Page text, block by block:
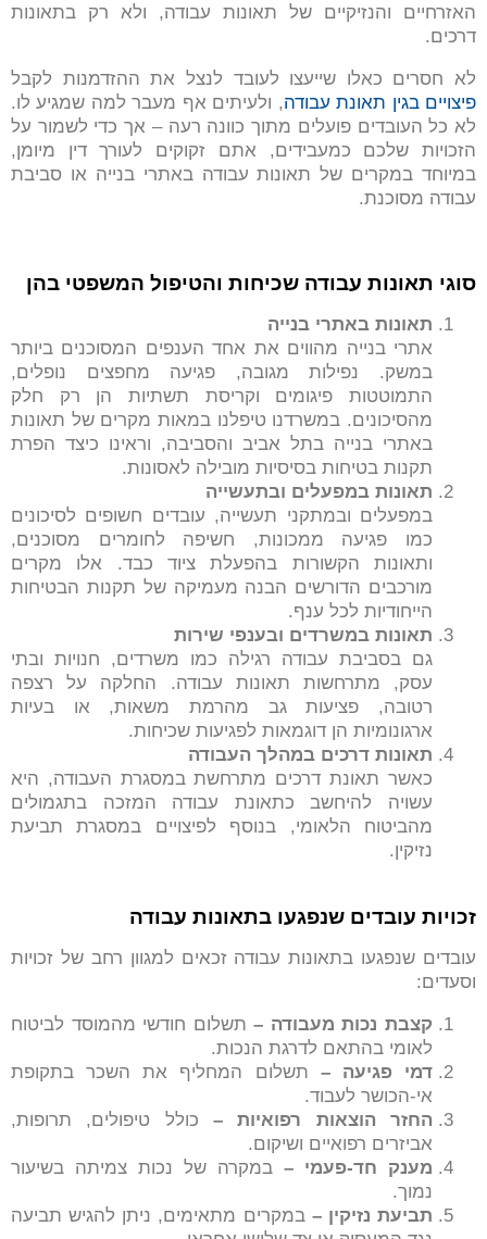
האזרחיים והנזיקיים של תאונות עבודה, ולא רק בתאונות
דרכים.
לא חסרים כאלו שייעצו לעובד לנצל את ההזדמנות לקבל
פיצויים בגין תאונת עבודה, ולעיתים אף מעבר למה שמגיע לו.
לא כל העובדים פועלים מתוך כוונה רעה – אך כדי לשמור על
הזכויות שלכם כמעבידים, אתם זקוקים לעורך דין מיומן,
במיוחד במקרים של תאונות עבודה באתרי בנייה או סביבת
עבודה מסוכנת.
סוגי תאונות עבודה שכיחות והטיפול המשפטי בהן
תאונות באתרי בנייה
אתרי בנייה מהווים את אחד הענפים המסוכנים ביותר
במשק. נפילות מגובה, פגיעה מחפצים נופלים,
התמוטטות פיגומים וקריסת תשתיות הן רק חלק
מהסיכונים. במשרדנו טיפלנו במאות מקרים של תאונות
באתרי בנייה בתל אביב והסביבה, וראינו כיצד הפרת
תקנות בטיחות בסיסיות מובילה לאסונות.
תאונות במפעלים ובתעשייה
במפעלים ובמתקני תעשייה, עובדים חשופים לסיכונים
כמו פגיעה ממכונות, חשיפה לחומרים מסוכנים,
ותאונות הקשורות בהפעלת ציוד כבד. אלו מקרים
מורכבים הדורשים הבנה מעמיקה של תקנות הבטיחות
הייחודיות לכל ענף.
תאונות במשרדים ובענפי שירות
גם בסביבת עבודה רגילה כמו משרדים, חנויות ובתי
עסק, מתרחשות תאונות עבודה. החלקה על רצפה
רטובה, פציעות גב מהרמת משאות, או בעיות
ארגונומיות הן דוגמאות לפגיעות שכיחות.
תאונות דרכים במהלך העבודה
כאשר תאונת דרכים מתרחשת במסגרת העבודה, היא
עשויה להיחשב כתאונת עבודה המזכה בתגמולים
מהביטוח הלאומי, בנוסף לפיצויים במסגרת תביעת
נזיקין.
זכויות עובדים שנפגעו בתאונות עבודה
עובדים שנפגעו בתאונות עבודה זכאים למגוון רחב של זכויות
וסעדים:
קצבת נכות מעבודה –תשלום חודשי מהמוסד לביטוח
לאומי בהתאם לדרגת הנכות.
דמי פגיעה – תשלום המחליף את השכר בתקופת
אי-הכושר לעבוד.
החזר הוצאות רפואיות – כולל טיפולים, תרופות,
אביזרים רפואיים ושיקום.
מענק חד-פעמי – במקרה של נכות צמיתה בשיעור
נמוך.
תביעת נזיקין – במקרים מתאימים, ניתן להגיש תביעה